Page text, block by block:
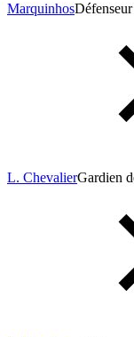
MarquinhosDéfenseur
L. ChevalierGardien